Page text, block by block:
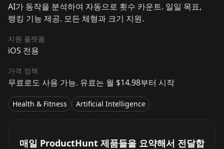
AI가 동작을 분석하여 자동으로 횟수 카운트. 일일 목표,
랭킹 기능 제공. 모든 체형과 크기 지원.
지원 플랫폼
iOS 전용
가격 정책
무료로도 사용 가능. 유료는 월 $14.98부터 시작
Health & Fitness Artificial Intelligence
매일 ProductHunt 제품들을 요약해서 전달합